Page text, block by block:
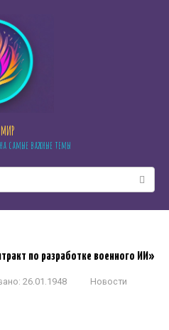
самые важные темы
по разработке военного ИИ»
26.01.1948
Новости